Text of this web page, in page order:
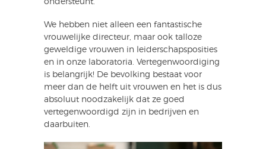
ondersteunt.
We hebben niet alleen een fantastische
vrouwelijke directeur, maar ook talloze
geweldige vrouwen in leiderschapsposities
en in onze laboratoria. Vertegenwoordiging
is belangrijk! De bevolking bestaat voor
meer dan de helft uit vrouwen en het is dus
absoluut noodzakelijk dat ze goed
vertegenwoordigd zijn in bedrijven en
daarbuiten.